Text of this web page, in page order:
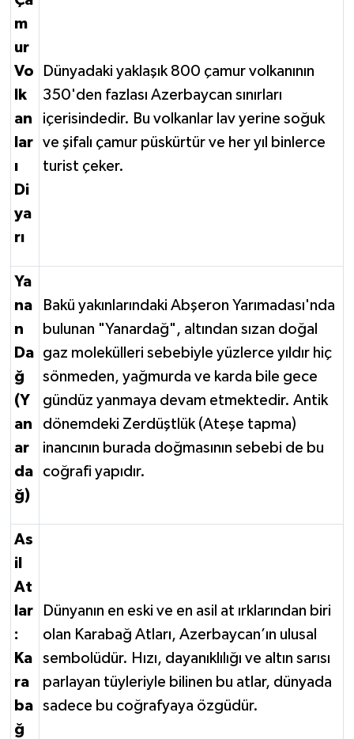
m
ur
Vo
lk
an
lar
ı
Di
ya
rı
Dünyadaki yaklaşık 800 çamur volkanının
350'den fazlası Azerbaycan sınırları
içerisindedir. Bu volkanlar lav yerine soğuk
ve şifalı çamur püskürtür ve her yıl binlerce
turist çeker.
Ya
na
n
Da
ğ
(Y
an
ar
da
ğ)
Bakü yakınlarındaki Abşeron Yarımadası'nda
bulunan "Yanardağ", altından sızan doğal
gaz molekülleri sebebiyle yüzlerce yıldır hiç
sönmeden, yağmurda ve karda bile gece
gündüz yanmaya devam etmektedir. Antik
dönemdeki Zerdüştlük (Ateşe tapma)
inancının burada doğmasının sebebi de bu
coğrafi yapıdır.
As
il
At
lar
:
Ka
ra
ba
ğ
Dünyanın en eski ve en asil at ırklarından biri
olan Karabağ Atları, Azerbaycan’ın ulusal
sembolüdür. Hızı, dayanıklılığı ve altın sarısı
parlayan tüyleriyle bilinen bu atlar, dünyada
sadece bu coğrafyaya özgüdür.